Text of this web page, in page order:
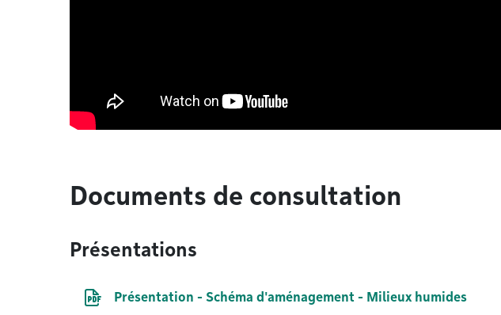
Documents de consultation
Présentations
Document PDF
Présentation - Schéma d'aménagement - Milieux humides